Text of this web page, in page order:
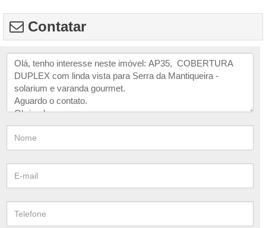
Contatar